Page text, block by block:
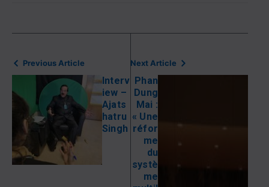
Previous Article
Interv
iew –
Ajats
hatru
Singh
Next Article
Phan
Dung
Mai :
« Une
réfor
me
du
systè
me